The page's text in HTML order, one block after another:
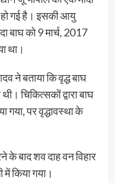
हो गई है। इसकी आयु
बाघ को 9 मार्च, 2017
था।
ने बताया कि वृद्ध बाघ
चिकित्सकों द्वारा बाघ
पर वृद्धावस्था के
के बाद शव दाह वन विहार
किया गया।